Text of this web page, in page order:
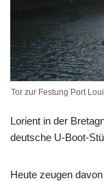
Tor zur Festung Port
Lorient in der
deutsche U-Boot-
Heute zeugen